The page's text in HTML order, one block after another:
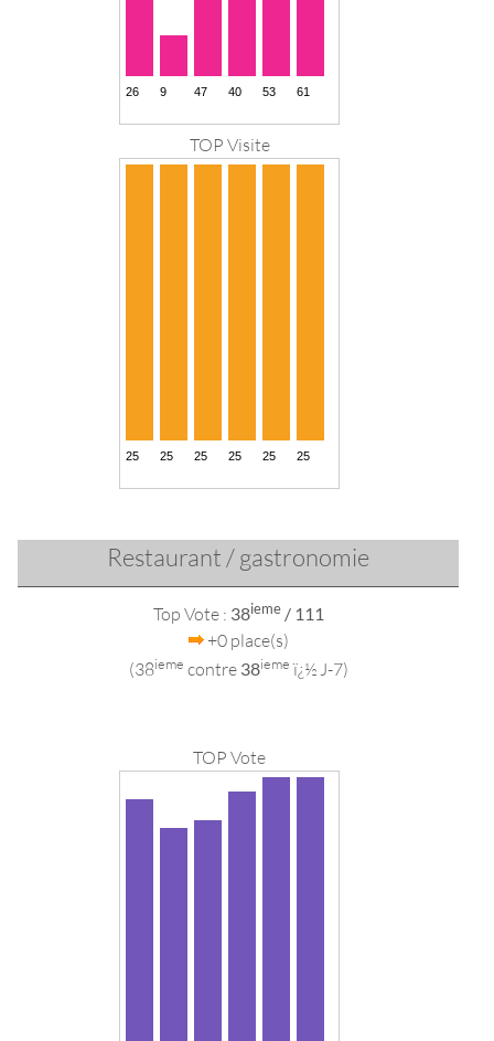
TOP Visite
Restaurant / gastronomie
Top Vote : 38ieme/ 111
+0 place(s)
(38ieme contre 38ieme ï¿½ J-7)
TOP Vote